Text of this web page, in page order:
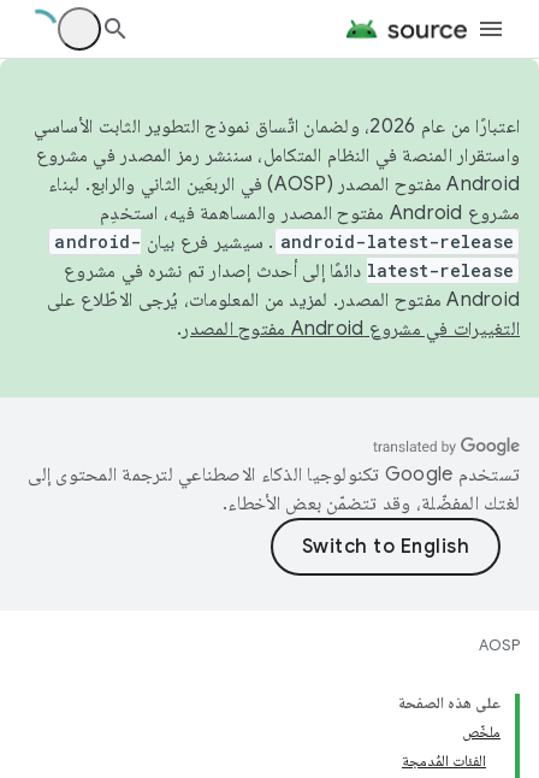
اعتبارًا من عام 2026، ولضمان اتّساق نموذج التطوير الثابت الأساسي
واستقرار المنصة في النظام المتكامل، سننشر رمز المصدر في مشروع
Android مفتوح المصدر (AOSP) في الربعَين الثاني والرابع. لبناء
مشروع Android مفتوح المصدر والمساهمة فيه، استخدِم
android-latest-release . سيشير فرع بيان android-
latest-release دائمًا إلى أحدث إصدار تم نشره في مشروع
Android مفتوح المصدر. لمزيد من المعلومات، يُرجى الاطّلاع على
التغييرات في مشروع Android مفتوح المصدر
.
تستخدم Google تكنولوجيا الذكاء الاصطناعي لترجمة المحتوى إلى
لغتك المفضّلة، وقد تتضمّن بعض الأخطاء.
AOSP
على هذه الصفحة
ملخّص
الفئات المُدمجة